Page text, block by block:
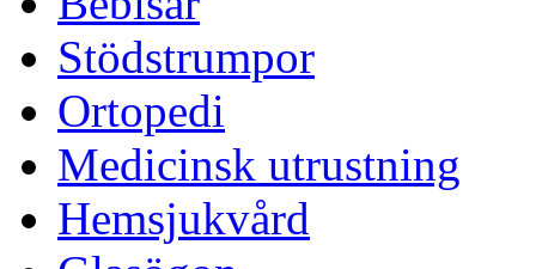
Stödstrumpor
Ortopedi
Medicinsk utrustning
Hemsjukvård